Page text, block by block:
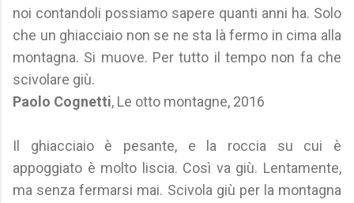
noi contandoli possiamo sapere quanti anni ha. Solo
che un ghiacciaio non se ne sta là fermo in cima alla
montagna. Si muove. Per tutto il tempo non fa che
scivolare giù.
Paolo Cognetti, Le otto montagne, 2016
Il ghiacciaio è pesante, e la roccia su cui è
appoggiato è molto liscia. Così va giù. Lentamente,
ma senza fermarsi mai. Scivola giù per la montagna